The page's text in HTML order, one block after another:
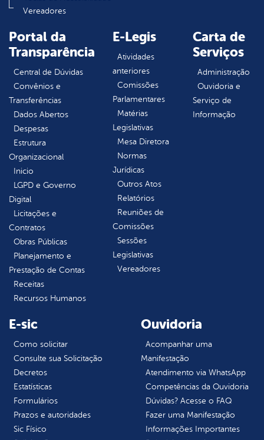
Vereadores
Portal da
Transparência
Central de Dúvidas
Convênios e
Transferências
Dados Abertos
Despesas
Estrutura
Organizacional
Inicio
LGPD e Governo
Digital
Licitações e
Contratos
Obras Públicas
Planejamento e
Prestação de Contas
Receitas
Recursos Humanos
E-Legis
Atividades
anteriores
Comissões
Parlamentares
Matérias
Legislativas
Mesa Diretora
Normas
Jurídicas
Outros Atos
Relatórios
Reuniões de
Comissões
Sessões
Legislativas
Vereadores
Carta de
Serviços
Administração
Ouvidoria e
Serviço de
Informação
E-sic
Como solicitar
Consulte sua Solicitação
Decretos
Estatísticas
Formulários
Prazos e autoridades
Sic Físico
Ouvidoria
Acompanhar uma
Manifestação
Atendimento via WhatsApp
Competências da Ouvidoria
Dúvidas? Acesse o FAQ
Fazer uma Manifestação
Informações Importantes